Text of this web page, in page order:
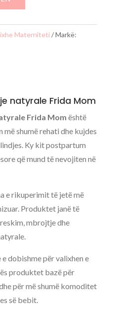
Materniteti
Markë:
natyrale Frida Mom
Frida Mom është
më shumë rehati dhe kujdes
Ky kit postpartum
që mund të nevojiten në
e rikuperimit të jetë më
Produktet janë të
mbrojtje dhe
dobishme për valixhen e
produktet bazë për
për më shumë komoditet
së bebit.